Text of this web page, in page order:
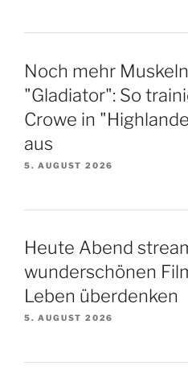
Noch mehr
"Gladiator": So
Crowe in
aus
5. AUGUST 2026
Heute Abend
wunderschönen
Leben überdenken
5. AUGUST 2026